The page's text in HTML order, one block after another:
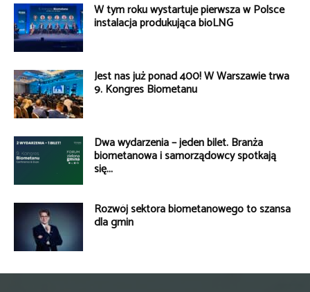
W tym roku wystartuje pierwsza w Polsce
instalacja produkująca bioLNG
Jest nas już ponad 400! W Warszawie trwa
9. Kongres Biometanu
Dwa wydarzenia – jeden bilet. Branża
biometanowa i samorządowcy spotkają
się...
Rozwój sektora biometanowego to szansa
dla gmin